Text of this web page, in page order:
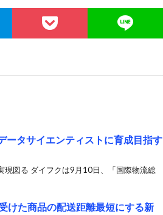
ータサイエンティストに育成目指す
図る ダイフクは9月10日、「国際物流総
けた商品の配送距離最短にする新